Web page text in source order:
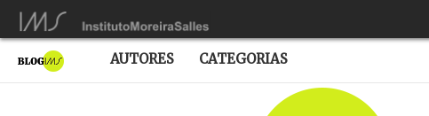
AUTORES CATEGORIAS